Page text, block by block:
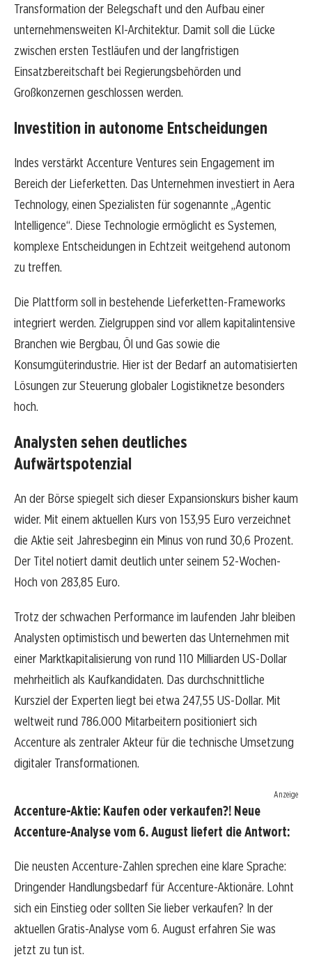
Transformation der Belegschaft und den Aufbau einer
unternehmensweiten KI-Architektur. Damit soll die Lücke
zwischen ersten Testläufen und der langfristigen
Einsatzbereitschaft bei Regierungsbehörden und
Großkonzernen geschlossen werden.
Investition in autonome Entscheidungen
Indes verstärkt Accenture Ventures sein Engagement im
Bereich der Lieferketten. Das Unternehmen investiert in Aera
Technology, einen Spezialisten für sogenannte „Agentic
Intelligence“. Diese Technologie ermöglicht es Systemen,
komplexe Entscheidungen in Echtzeit weitgehend autonom
zu treffen.
Die Plattform soll in bestehende Lieferketten-Frameworks
integriert werden. Zielgruppen sind vor allem kapitalintensive
Branchen wie Bergbau, Öl und Gas sowie die
Konsumgüterindustrie. Hier ist der Bedarf an automatisierten
Lösungen zur Steuerung globaler Logistiknetze besonders
hoch.
Analysten sehen deutliches
Aufwärtspotenzial
An der Börse spiegelt sich dieser Expansionskurs bisher kaum
wider. Mit einem aktuellen Kurs von 153,95 Euro verzeichnet
die Aktie seit Jahresbeginn ein Minus von rund 30,6 Prozent.
Der Titel notiert damit deutlich unter seinem 52-Wochen-
Hoch von 283,85 Euro.
Trotz der schwachen Performance im laufenden Jahr bleiben
Analysten optimistisch und bewerten das Unternehmen mit
einer Marktkapitalisierung von rund 110 Milliarden US-Dollar
mehrheitlich als Kaufkandidaten. Das durchschnittliche
Kursziel der Experten liegt bei etwa 247,55 US-Dollar. Mit
weltweit rund 786.000 Mitarbeitern positioniert sich
Accenture als zentraler Akteur für die technische Umsetzung
digitaler Transformationen.
Anzeige
Accenture-Aktie: Kaufen oder verkaufen?! Neue
Accenture-Analyse vom 6. August liefert die Antwort:
Die neusten Accenture-Zahlen sprechen eine klare Sprache:
Dringender Handlungsbedarf für Accenture-Aktionäre. Lohnt
sich ein Einstieg oder sollten Sie lieber verkaufen? In der
aktuellen Gratis-Analyse vom 6. August erfahren Sie was
jetzt zu tun ist.